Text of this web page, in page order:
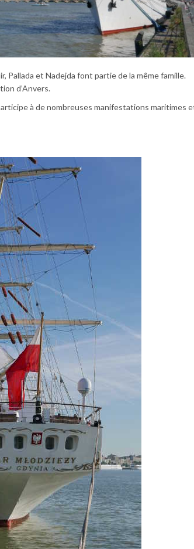
Pallada et Nadejda font partie de la même famille.
d’Anvers.
à de nombreuses manifestations maritimes